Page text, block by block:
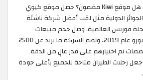
هناك سؤال يتردد كثيرًا.. هل موقع Kiwi مضمون؟ حصل موقع كيوي
الدولية مثل لقب أفضل شركة ناشئة
فوربس العالمية. وصل حجم مبيعات
الشركة حوالي 1.3 مليار يورو عام 2019، وتضم الشركة ما يزيد عن 2500
تم اختيارهم على قدر عالٍ من الدقة
رحلات الطيران متاحة للجميع بأعلى جودة